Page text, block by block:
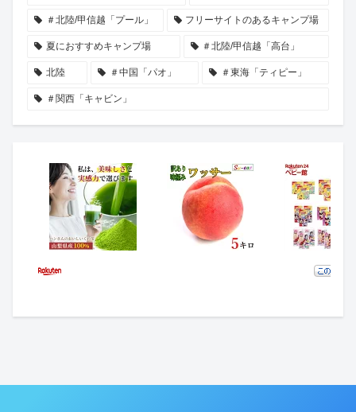
＃北陸/甲信越「プール」 フリーサイトのあるキャンプ場
夏におすすめキャンプ場 ＃北陸/甲信越「高台」
北陸 ＃中国「パオ」 ＃東海「ティピー」
＃関西「キャビン」